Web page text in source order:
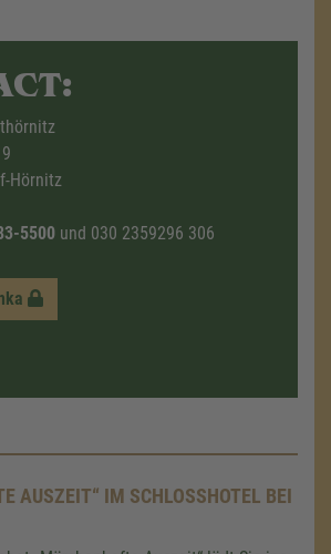
Hörnitz
5500 und 030 2359296 306
AUSZEIT“ IM SCHLOSSHOTEL BEI